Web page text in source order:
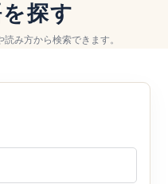
探す
み方から検索できます。